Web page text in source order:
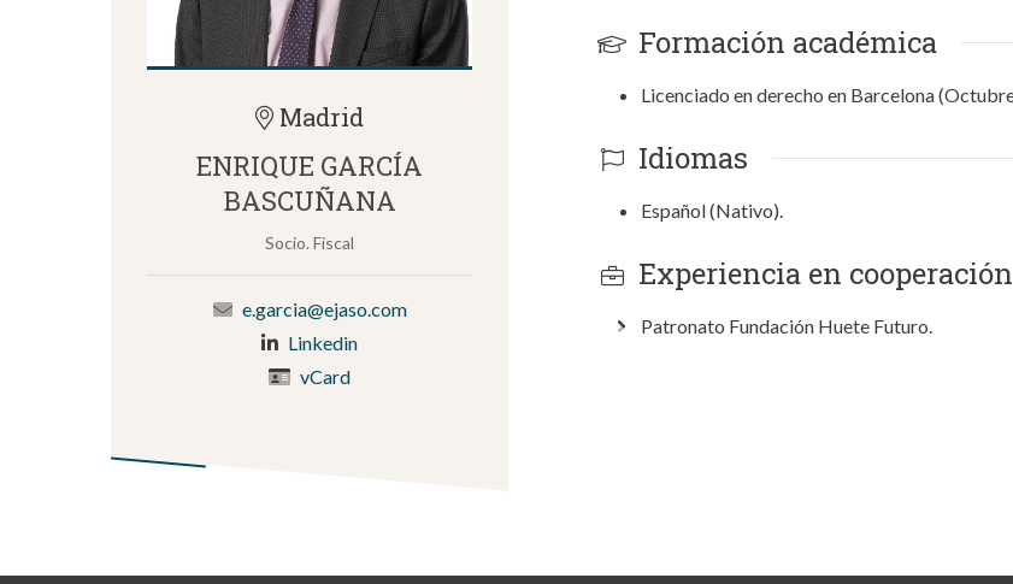
Madrid
ENRIQUE GARCÍA
BASCUÑANA
Socio. Fiscal
e.garcia@ejaso.com
Linkedin
vCard
Formación académica
Licenciado en derecho en Barcelona
Idiomas
Español (Nativo).
Experiencia en
Patronato Fundación Huete Futuro.